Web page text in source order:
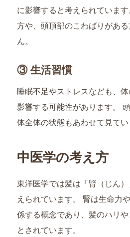
に影響すると考えられていま
方や、頭頂部のこわばりがあ
ん。
③ 生活習慣
睡眠不足やストレスなども、
影響する可能性があります。
体全体の状態もあわせて見てい
中医学の考え方
東洋医学では髪は「腎（じん
えられています。 腎は生命力
係する概念であり、髪のハリ
とされています。